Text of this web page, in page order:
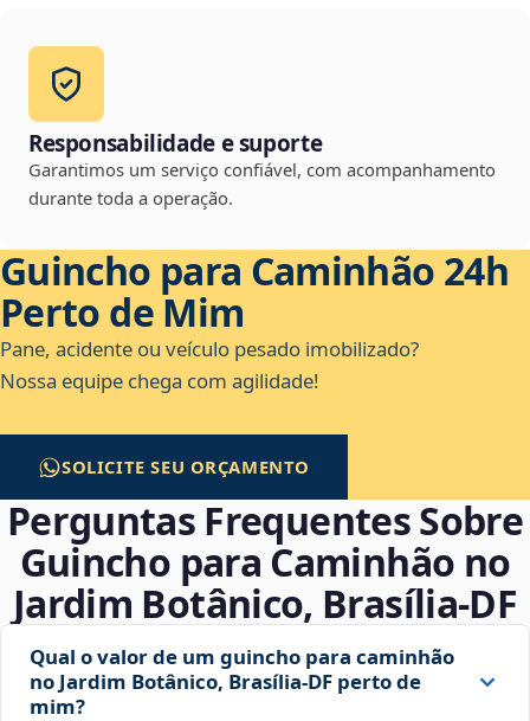
Responsabilidade e suporte
Garantimos um serviço confiável, com acompanhamento
durante toda a operação.
Guincho para Caminhão 24h
Perto de Mim
Pane, acidente ou veículo pesado imobilizado?
Nossa equipe chega com agilidade!
SOLICITE SEU ORÇAMENTO
Perguntas Frequentes Sobre
Guincho para Caminhão no
Jardim Botânico, Brasília‑DF
Qual o valor de um guincho para caminhão
no Jardim Botânico, Brasília‑DF perto de
mim?